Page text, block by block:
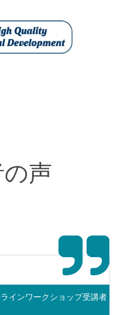
教育ユニッ
声
インワークショップ受講者